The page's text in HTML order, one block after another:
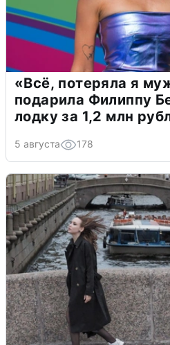
«Всё, потеряла я
подарила Филиппу
лодку за 1,2 млн
5 августа 178